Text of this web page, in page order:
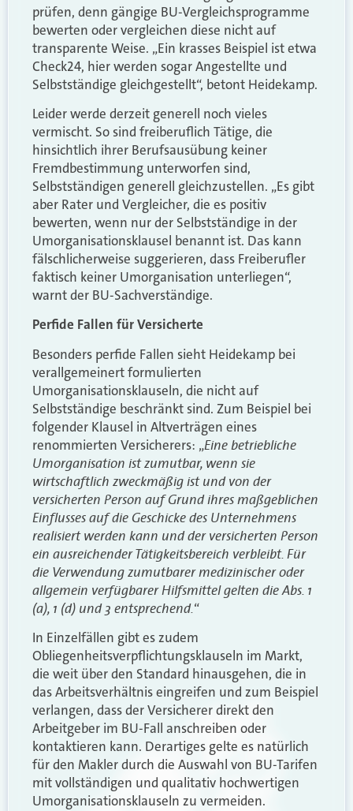
prüfen, denn gängige BU-Vergleichsprogramme
bewerten oder vergleichen diese nicht auf
transparente Weise. „Ein krasses Beispiel ist etwa
Check24, hier werden sogar Angestellte und
Selbstständige gleichgestellt“, betont Heidekamp.
Leider werde derzeit generell noch vieles
vermischt. So sind freiberuflich Tätige, die
hinsichtlich ihrer Berufsausübung keiner
Fremdbestimmung unterworfen sind,
Selbstständigen generell gleichzustellen. „Es gibt
aber Rater und Vergleicher, die es positiv
bewerten, wenn nur der Selbstständige in der
Umorganisationsklausel benannt ist. Das kann
fälschlicherweise suggerieren, dass Freiberufler
faktisch keiner Umorganisation unterliegen“,
warnt der BU-Sachverständige.
Perfide Fallen für Versicherte
Besonders perfide Fallen sieht Heidekamp bei
verallgemeinert formulierten
Umorganisationsklauseln, die nicht auf
Selbstständige beschränkt sind. Zum Beispiel bei
folgender Klausel in Altverträgen eines
renommierten Versicherers: „Eine betriebliche
Umorganisation ist zumutbar, wenn sie
wirtschaftlich zweckmäßig ist und von der
versicherten Person auf Grund ihres maßgeblichen
Einflusses auf die Geschicke des Unternehmens
realisiert werden kann und der versicherten Person
ein ausreichender Tätigkeitsbereich verbleibt. Für
die Verwendung zumutbarer medizinischer oder
allgemein verfügbarer Hilfsmittel gelten die Abs. 1
(a), 1 (d) und 3 entsprechend.“
In Einzelfällen gibt es zudem
Obliegenheitsverpflichtungsklauseln im Markt,
die weit über den Standard hinausgehen, die in
das Arbeitsverhältnis eingreifen und zum Beispiel
verlangen, dass der Versicherer direkt den
Arbeitgeber im BU-Fall anschreiben oder
kontaktieren kann. Derartiges gelte es natürlich
für den Makler durch die Auswahl von BU-Tarifen
mit vollständigen und qualitativ hochwertigen
Umorganisationsklauseln zu vermeiden.